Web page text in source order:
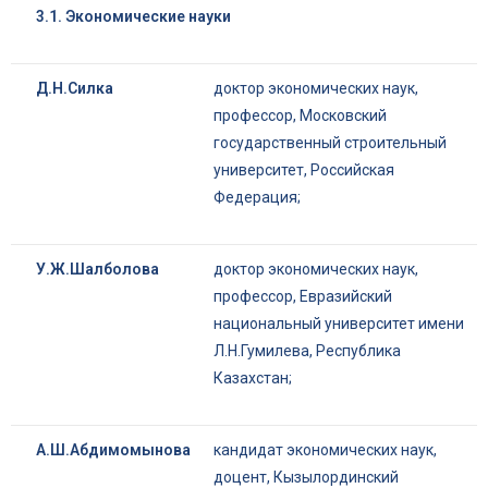
3.1. Экономические науки
Д.Н.Силка
доктор экономических наук,
профессор, Московский
государственный строительный
университет, Российская
Федерация;
У.Ж.Шалболова
доктор экономических наук,
профессор, Евразийский
национальный университет имени
Л.Н.Гумилева, Республика
Казахстан;
А.Ш.Абдимомынова
кандидат экономических наук,
доцент, Кызылординский